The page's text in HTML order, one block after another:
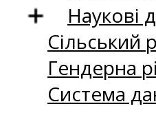
Наукові
Сільський
Гендерна
Система